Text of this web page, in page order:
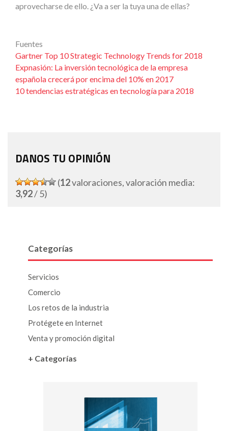
aprovecharse de ello. ¿Va a ser la tuya una de ellas?
Fuentes
Gartner Top 10 Strategic Technology Trends for 2018
Expnasión: La inversión tecnológica de la empresa
española crecerá por encima del 10% en 2017
10 tendencias estratégicas en tecnología para 2018
DANOS TU OPINIÓN
(12valoraciones, valoración media:
3,92/ 5)
Categorías
Servicios
Comercio
Los retos de la industria
Protégete en Internet
Venta y promoción digital
+ Categorías